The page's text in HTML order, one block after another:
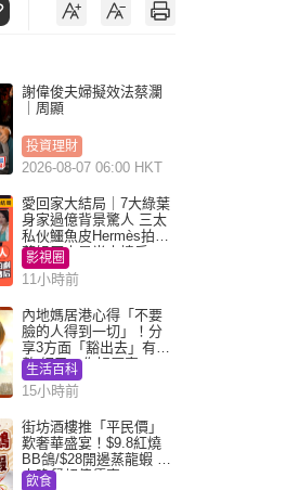
謝偉俊夫婦擬效法蔡瀾
｜周顯
投資理財
2026-08-07 06:00 HKT
愛回家大結局｜7大綠葉
身家過億背景驚人 三太
私伙鱷魚皮Hermès拍劇
蘇姐原來是半山樓后
影視圈
11小時前
內地媽居港心得「不要
臉的人得到一切」！分
享3方面「豁出去」有著
數 網民：你好厲害
生活百科
15小時前
街坊酒樓推「平民價」
歎奢華盛宴！$9.8紅燒
BB鴿/$28開邊蒸龍蝦 3
大晚餐超值優惠
飲食